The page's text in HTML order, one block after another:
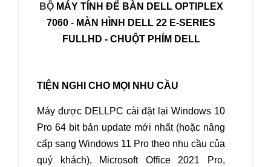
BỘMÁY TÍNH ĐỂ BÀN DELL OPTIPLEX
7060 - MÀN HÌNH DELL 22 E-SERIES
FULLHD - CHUỘT PHÍM DELL
TIỆN NGHI CHO MỌI NHU CẦU
Máy được DELLPC cài đặt lại Windows 10
Pro 64 bit bản update mới nhất (hoặc nâng
cấp sang Windows 11 Pro theo nhu cầu của
quý khách), Microsoft Office 2021 Pro,